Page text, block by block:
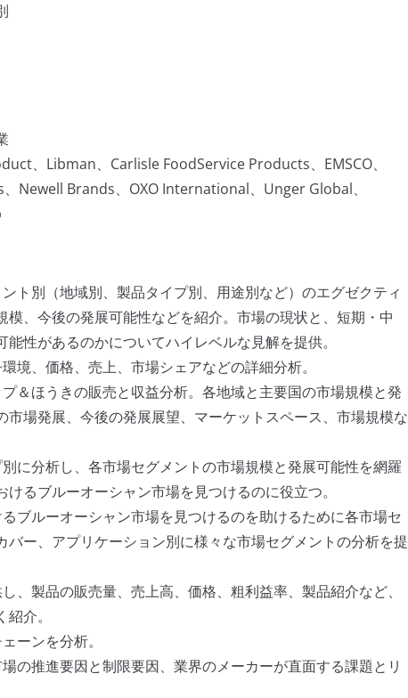
、Libman、Carlisle FoodService Products、EMSCO、
Newell Brands、OXO International、Unger Global、
ト別（地域別、製品タイプ別、用途別など）のエグゼクティ
、今後の発展可能性などを紹介。市場の現状と、短期・中
性があるのかについてハイレベルな見解を提供。
境、価格、売上、市場シェアなどの詳細分析。
＆ほうきの販売と収益分析。各地域と主要国の市場規模と発
市場発展、今後の発展展望、マーケットスペース、市場規模な
に分析し、各市場セグメントの市場規模と発展可能性を網羅
るブルーオーシャン市場を見つけるのに役立つ。
ブルーオーシャン市場を見つけるのを助けるために各市場セ
ー、アプリケーション別に様々な市場セグメントの分析を提
、製品の販売量、売上高、価格、粗利益率、製品紹介など、
介。
ーンを分析。
の推進要因と制限要因、業界のメーカーが直面する課題とリ